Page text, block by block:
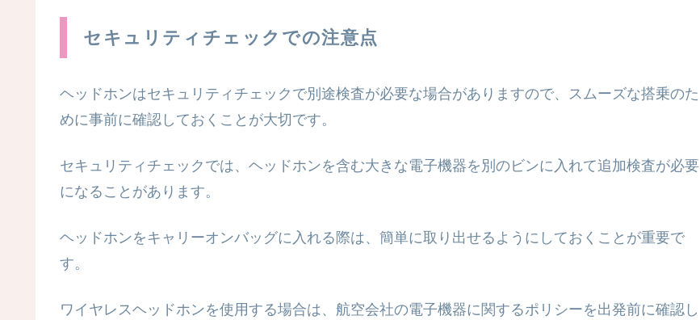
セキュリティチェックでの注意点
ヘッドホンはセキュリティチェックで別途検査が必要な場合がありますので、スムーズな搭乗のた
めに事前に確認しておくことが大切です。
セキュリティチェックでは、ヘッドホンを含む大きな電子機器を別のビンに入れて追加検査が必要
になることがあります。
ヘッドホンをキャリーオンバッグに入れる際は、簡単に取り出せるようにしておくことが重要で
す。
ワイヤレスヘッドホンを使用する場合は、航空会社の電子機器に関するポリシーを出発前に確認し